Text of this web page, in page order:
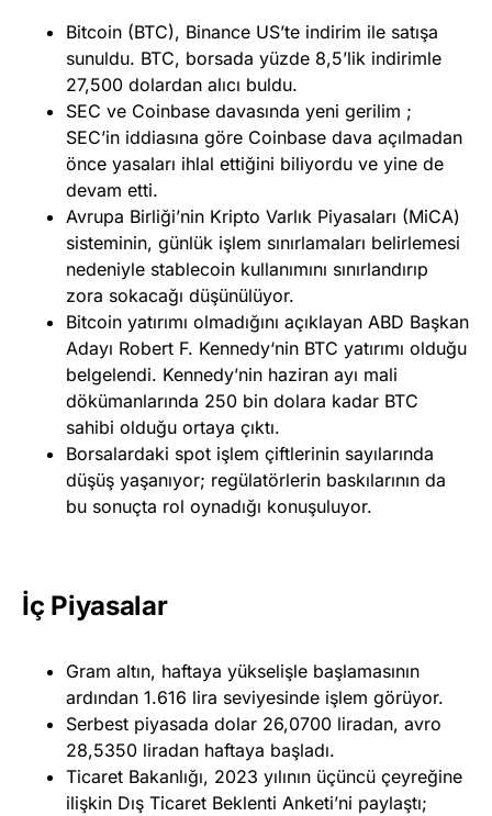
Bitcoin (BTC), Binance US’te indirim ile satışa
sunuldu. BTC, borsada yüzde 8,5’lik indirimle
27,500 dolardan alıcı buldu.
SEC ve Coinbase davasında yeni gerilim ;
SEC’in iddiasına göre Coinbase dava açılmadan
önce yasaları ihlal ettiğini biliyordu ve yine de
devam etti.
Avrupa Birliği’nin Kripto Varlık Piyasaları (MiCA)
sisteminin, günlük işlem sınırlamaları belirlemesi
nedeniyle stablecoin kullanımını sınırlandırıp
zora sokacağı düşünülüyor.
Bitcoin yatırımı olmadığını açıklayan ABD Başkan
Adayı Robert F. Kennedy‘nin BTC yatırımı olduğu
belgelendi. Kennedy’nin haziran ayı mali
dökümanlarında 250 bin dolara kadar BTC
sahibi olduğu ortaya çıktı.
Borsalardaki spot işlem çiftlerinin sayılarında
düşüş yaşanıyor; regülatörlerin baskılarının da
bu sonuçta rol oynadığı konuşuluyor.
İç Piyasalar
Gram altın, haftaya yükselişle başlamasının
ardından 1.616 lira seviyesinde işlem görüyor.
Serbest piyasada dolar 26,0700 liradan, avro
28,5350 liradan haftaya başladı.
Ticaret Bakanlığı, 2023 yılının üçüncü çeyreğine
ilişkin Dış Ticaret Beklenti Anketi’ni paylaştı;